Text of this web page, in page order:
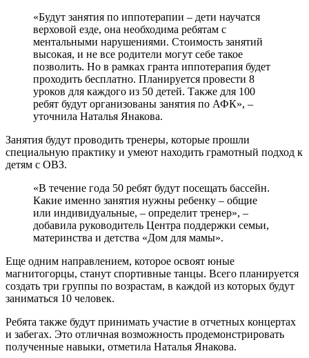
«Будут занятия по иппотерапии – дети научатся
верховой езде, она необходима ребятам с
ментальными нарушениями. Стоимость занятий
высокая, и не все родители могут себе такое
позволить. Но в рамках гранта иппотерапия будет
проходить бесплатно. Планируется провести 8
уроков для каждого из 50 детей. Также для 100
ребят будут организованы занятия по АФК», –
уточнила Наталья Янакова.
Занятия будут проводить тренеры, которые прошли
специальную практику и умеют находить грамотный подход к
детям с ОВЗ.
«В течение года 50 ребят будут посещать бассейн.
Какие именно занятия нужны ребенку – общие
или индивидуальные, – определит тренер», –
добавила руководитель Центра поддержки семьи,
материнства и детства «Дом для мамы».
Еще одним направлением, которое освоят юные
магнитогорцы, станут спортивные танцы. Всего планируется
создать три группы по возрастам, в каждой из которых будут
заниматься 10 человек.
Ребята также будут принимать участие в отчетных концертах
и забегах. Это отличная возможность продемонстрировать
полученные навыки, отметила Наталья Янакова.